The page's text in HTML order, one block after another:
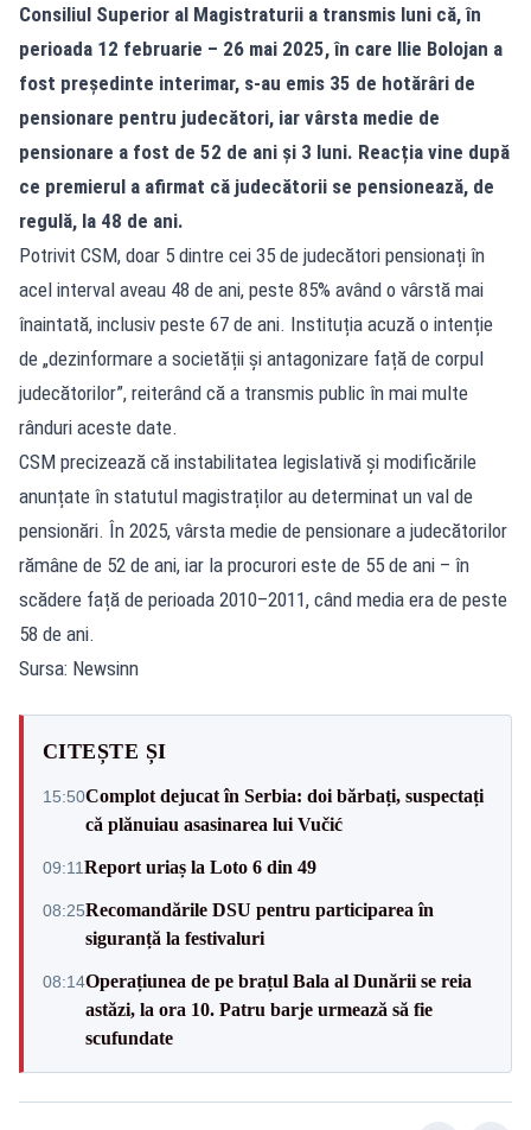
Consiliul Superior al Magistraturii a transmis luni că, în
perioada 12 februarie – 26 mai 2025, în care Ilie Bolojan a
fost președinte interimar, s-au emis 35 de hotărâri de
pensionare pentru judecători, iar vârsta medie de
pensionare a fost de 52 de ani și 3 luni. Reacția vine după
ce premierul a afirmat că judecătorii se pensionează, de
regulă, la 48 de ani.
Potrivit CSM, doar 5 dintre cei 35 de judecători pensionați în
acel interval aveau 48 de ani, peste 85% având o vârstă mai
înaintată, inclusiv peste 67 de ani. Instituția acuză o intenție
de „dezinformare a societății și antagonizare față de corpul
judecătorilor”, reiterând că a transmis public în mai multe
rânduri aceste date.
CSM precizează că instabilitatea legislativă și modificările
anunțate în statutul magistraților au determinat un val de
pensionări. În 2025, vârsta medie de pensionare a judecătorilor
rămâne de 52 de ani, iar la procurori este de 55 de ani – în
scădere față de perioada 2010–2011, când media era de peste
58 de ani.
Sursa: Newsinn
CITEȘTE ȘI
15:50Complot dejucat în Serbia: doi bărbați, suspectați
că plănuiau asasinarea lui Vučić
09:11Report uriaș la Loto 6 din 49
08:25Recomandările DSU pentru participarea în
siguranță la festivaluri
08:14Operațiunea de pe brațul Bala al Dunării se reia
astăzi, la ora 10. Patru barje urmează să fie
scufundate